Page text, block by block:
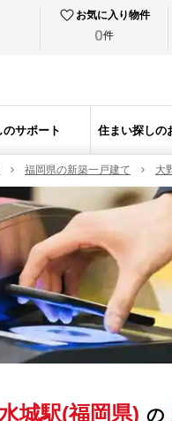
お気に入り物件
0件
サポート 住まい探しの
福岡県の新築一戸建て 大
城駅(福岡県) の